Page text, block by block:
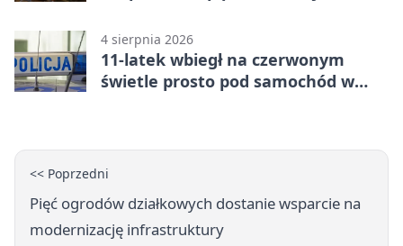
4 sierpnia 2026
11-latek wbiegł na czerwonym
świetle prosto pod samochód w
<< Poprzedni
Pięć ogrodów działkowych dostanie wsparcie na
modernizację infrastruktury